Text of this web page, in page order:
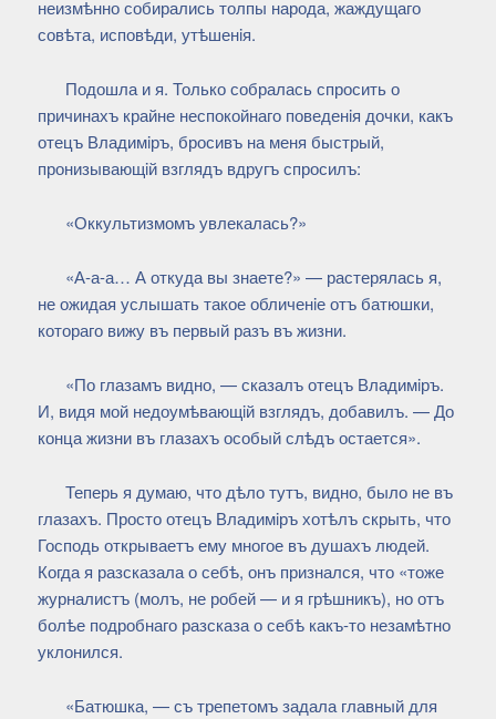
неизмѣнно собирались толпы народа, жаждущаго
совѣта, исповѣди, утѣшенiя.
Подошла и я. Только собралась спросить о
причинахъ крайне неспокойнаго поведенiя дочки, какъ
отецъ Владимiръ, бросивъ на меня быстрый,
пронизывающiй взглядъ вдругъ спросилъ:
«Оккультизмомъ увлекалась?»
«А-а-а… А откуда вы знаете?» — растерялась я,
не ожидая услышать такое обличенiе отъ батюшки,
котораго вижу въ первый разъ въ жизни.
«По глазамъ видно, — сказалъ отецъ Владимiръ.
И, видя мой недоумѣвающiй взглядъ, добавилъ. — До
конца жизни въ глазахъ особый слѣдъ остается».
Теперь я думаю, что дѣло тутъ, видно, было не въ
глазахъ. Просто отецъ Владимiръ хотѣлъ скрыть, что
Господь открываетъ ему многое въ душахъ людей.
Когда я разсказала о себѣ, онъ признался, что «тоже
журналистъ (молъ, не робей — и я грѣшникъ), но отъ
болѣе подробнаго разсказа о себѣ какъ-то незамѣтно
уклонился.
«Батюшка, — съ трепетомъ задала главный для